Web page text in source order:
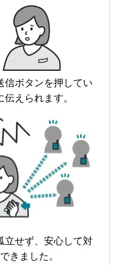
信ボタンを押してい
えられます。
立せず、安心して対
きました。